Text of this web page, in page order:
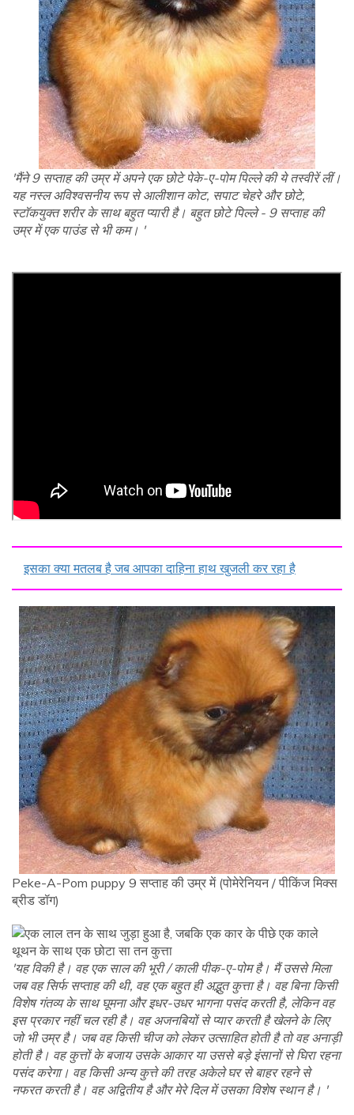
'मैंने 9 सप्ताह की उम्र में अपने एक छोटे पेके-ए-पोम पिल्ले की ये तस्वीरें लीं।
यह नस्ल अविश्वसनीय रूप से आलीशान कोट, सपाट चेहरे और छोटे,
स्टॉकयुक्त शरीर के साथ बहुत प्यारी है। बहुत छोटे पिल्ले - 9 सप्ताह की
उम्र में एक पाउंड से भी कम। '
इसका क्या मतलब है जब आपका दाहिना हाथ खुजली कर रहा है
Peke-A-Pom puppy 9 सप्ताह की उम्र में (पोमेरेनियन / पीकिंज मिक्स
ब्रीड डॉग)
'यह विकी है। वह एक साल की भूरी / काली पीक-ए-पोम है। मैं उससे मिला
जब वह सिर्फ सप्ताह की थी, वह एक बहुत ही अद्भुत कुत्ता है। वह बिना किसी
विशेष गंतव्य के साथ घूमना और इधर-उधर भागना पसंद करती है, लेकिन वह
इस प्रकार नहीं चल रही है। वह अजनबियों से प्यार करती है खेलने के लिए
जो भी उम्र है। जब वह किसी चीज को लेकर उत्साहित होती है तो वह अनाड़ी
होती है। वह कुत्तों के बजाय उसके आकार या उससे बड़े इंसानों से घिरा रहना
पसंद करेगा। वह किसी अन्य कुत्ते की तरह अकेले घर से बाहर रहने से
नफरत करती है। वह अद्वितीय है और मेरे दिल में उसका विशेष स्थान है। '